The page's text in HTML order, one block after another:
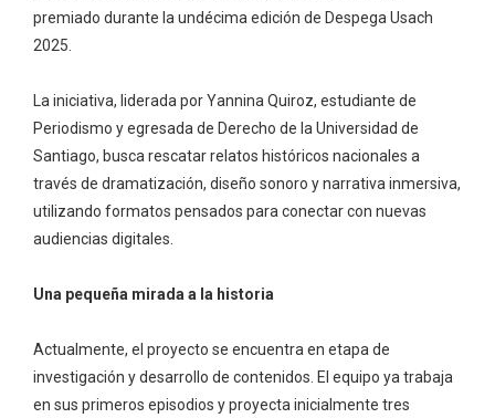
premiado durante la undécima edición de Despega Usach
2025.
La iniciativa, liderada por Yannina Quiroz, estudiante de
Periodismo y egresada de Derecho de la Universidad de
Santiago, busca rescatar relatos históricos nacionales a
través de dramatización, diseño sonoro y narrativa inmersiva,
utilizando formatos pensados para conectar con nuevas
audiencias digitales.
Una pequeña mirada a la historia
Actualmente, el proyecto se encuentra en etapa de
investigación y desarrollo de contenidos. El equipo ya trabaja
en sus primeros episodios y proyecta inicialmente tres